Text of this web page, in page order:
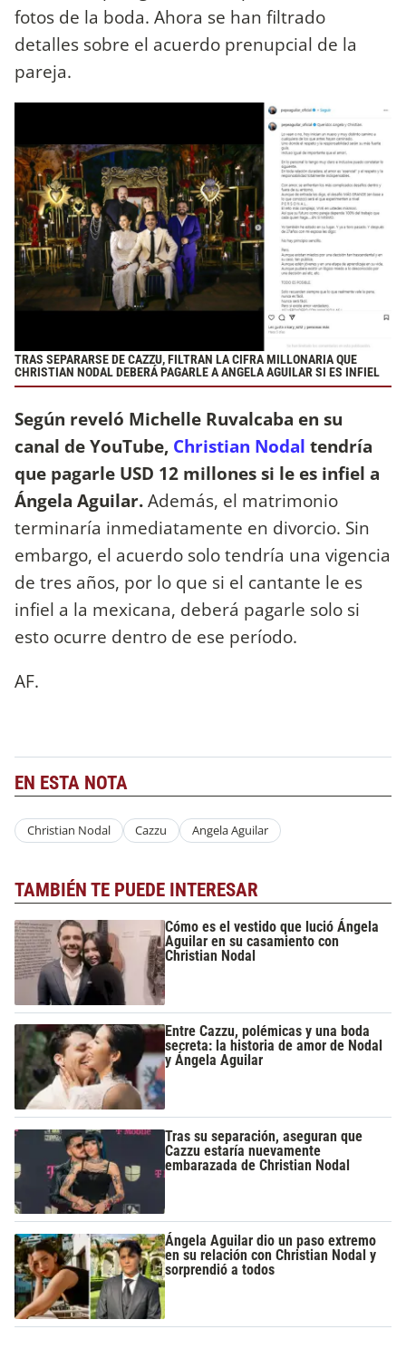
fotos de la boda. Ahora se han filtrado
detalles sobre el acuerdo prenupcial de la
pareja.
TRAS SEPARARSE DE CAZZU, FILTRAN LA CIFRA MILLONARIA QUE
CHRISTIAN NODAL DEBERÁ PAGARLE A ANGELA AGUILAR SI ES INFIEL
Según reveló Michelle Ruvalcaba en su
canal de YouTube, Christian Nodal tendría
que pagarle USD 12 millones si le es infiel a
Ángela Aguilar.Además, el matrimonio
terminaría inmediatamente en divorcio. Sin
embargo, el acuerdo solo tendría una vigencia
de tres años, por lo que si el cantante le es
infiel a la mexicana, deberá pagarle solo si
esto ocurre dentro de ese período.
AF.
EN ESTA NOTA
Christian Nodal Cazzu Angela Aguilar
TAMBIÉN TE PUEDE INTERESAR
Cómo es el vestido que lució Ángela
Aguilar en su casamiento con
Christian Nodal
Entre Cazzu, polémicas y una boda
secreta: la historia de amor de Nodal
y Ángela Aguilar
Tras su separación, aseguran que
Cazzu estaría nuevamente
embarazada de Christian Nodal
Ángela Aguilar dio un paso extremo
en su relación con Christian Nodal y
sorprendió a todos